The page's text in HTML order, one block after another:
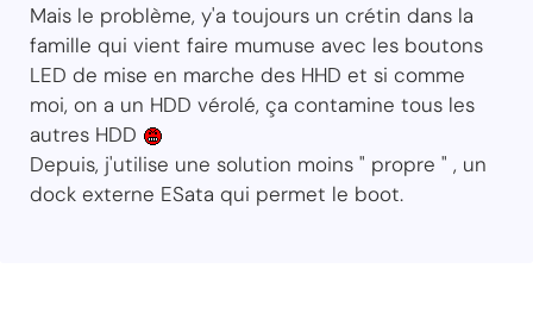
Mais le problème, y'a toujours un crétin dans la
famille qui vient faire mumuse avec les boutons
LED de mise en marche des HHD et si comme
moi, on a un HDD vérolé, ça contamine tous les
autres HDD
Depuis, j'utilise une solution moins " propre " , un
dock externe ESata qui permet le boot.